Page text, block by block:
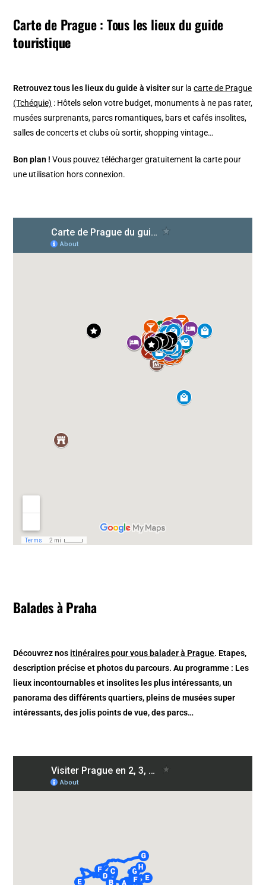
Carte de Prague : Tous les lieux du guide
touristique
Retrouvez tous les lieux du guide à visitersur lacarte de Prague
(Tchéquie) : Hôtels selon votre budget, monuments à ne pas rater,
musées surprenants, parcs romantiques, bars et cafés insolites,
salles de concerts et clubs où sortir, shopping vintage…
Bon plan ! Vous pouvez télécharger gratuitement la carte pour
une utilisation hors connexion.
Balades à Praha
Découvrez nos itinéraires pour vous balader à Prague. Etapes,
description précise et photos du parcours. Au programme : Les
lieux incontournables et insolites les plus intéressants, un
panorama des différents quartiers, pleins de musées super
intéressants, des jolis points de vue, des parcs…